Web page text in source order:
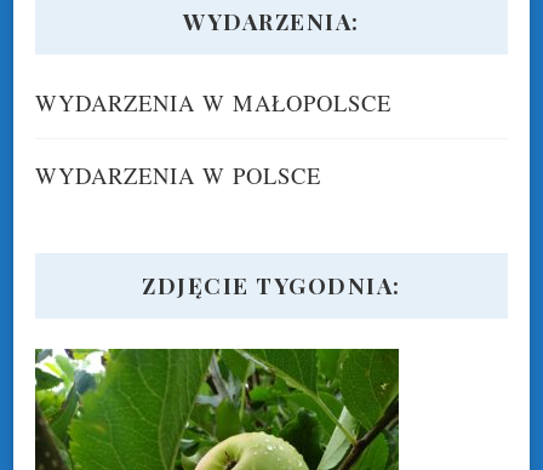
WYDARZENIA:
WYDARZENIA W MAŁOPOLSCE
WYDARZENIA W POLSCE
ZDJĘCIE TYGODNIA: